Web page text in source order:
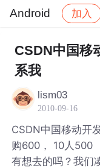
Android 加入
社区 Android
CSDN中国移
系我
lism03
2010-09-16
CSDN中国移动开
购600， 10人500
有想去的吗？我们